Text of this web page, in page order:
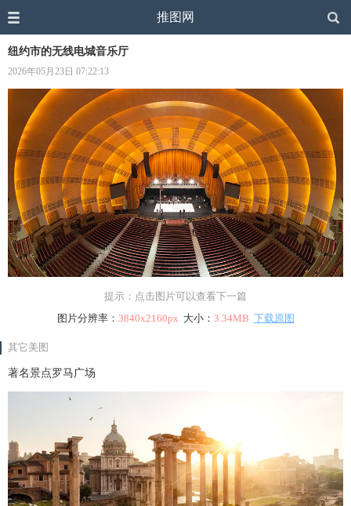
推图网
纽约市的无线电城音乐厅
2026年05月23日 07:22:13
提示：点击图片可以查看下一篇
图片分辨率： 3840x2160px 大小： 3.34MB 下载原图
其它美图
著名景点罗马广场